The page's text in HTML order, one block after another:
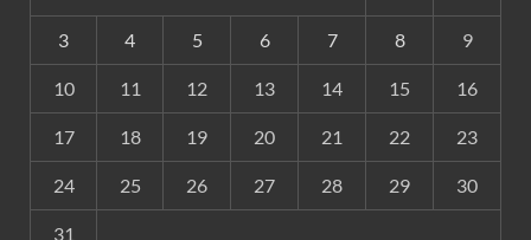
3 4 5 6 7 8 9
10 11 12 13 14 15 16
17 18 19 20 21 22 23
24 25 26 27 28 29 30
31